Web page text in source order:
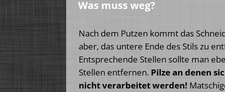
Was muss weg?
Nach dem Putzen kommt das
aber, das untere Ende des Stils zu
Entsprechende Stellen sollte man
Stellen entfernen. Pilze an denen
nicht verarbeitet werden!